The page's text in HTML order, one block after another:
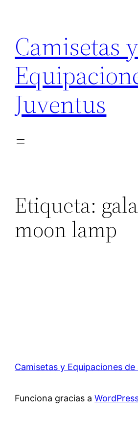
contenido
Camisetas y
Juventus
Etiqueta:
moon lamp
Camisetas y Equipaciones
Funciona gracias a